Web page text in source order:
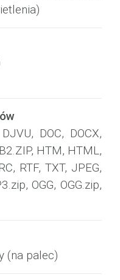
DOC, DOCX,
HTM, HTML,
RTF, TXT, JPEG,
OGG, OGG.zip,
(na palec)